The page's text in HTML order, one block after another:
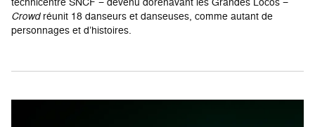
Crowdréunit 18 danseurs et danseuses, comme autant de
personnages et d’histoires.